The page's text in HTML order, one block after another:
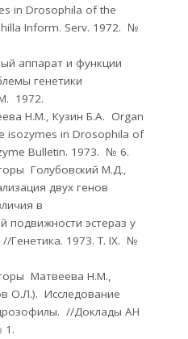
in Drosophila of the
Inform. Serv. 1972. №
аппарат и функции
генетики
1972.
Н.М., Кузин Б.А. Organ
isozymes in Drosophila of
Bulletin. 1973. № 6.
Голубовский М.Д.,
двух генов
в
подвижности эстераз у
Генетика. 1973. Т. IX. №
Матвеева Н.М.,
О.Л.). Исследование
//Доклады АН
1.